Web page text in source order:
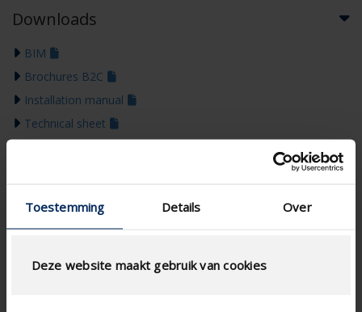
Toestemming Details Over
Deze website maakt gebruik van cookies
Downloads
BIM
Brochures B2C
Installation manual
Technical sheet
Declaration of performance
Colour guide 2026